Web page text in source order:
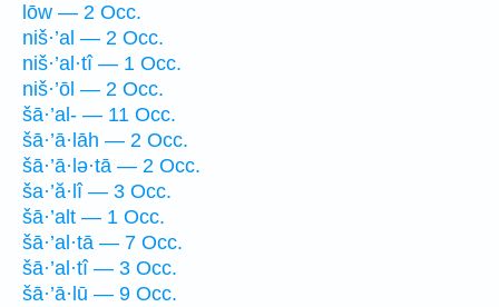
lōw — 2 Occ.
niš·’al — 2 Occ.
niš·’al·tî — 1 Occ.
niš·’ōl — 2 Occ.
šā·’al- — 11 Occ.
šā·’ā·lāh — 2 Occ.
šā·’ā·lə·tā — 2 Occ.
ša·’ă·lî — 3 Occ.
šā·’alt — 1 Occ.
šā·’al·tā — 7 Occ.
šā·’al·tî — 3 Occ.
šā·’ā·lū — 9 Occ.